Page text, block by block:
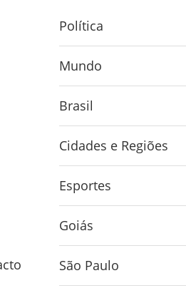
Política
Mundo
Brasil
Cidades e Regiões
Esportes
Goiás
São Paulo